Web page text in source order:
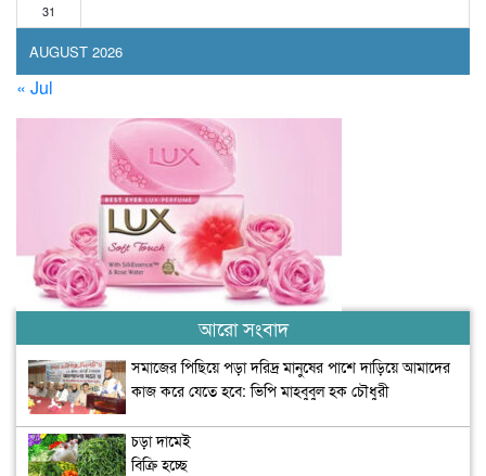
AUGUST 2026
31
« Jul
আরো সংবাদ
সমাজের পিছিয়ে পড়া দরিদ্র মানুষের পাশে দাড়িয়ে আমাদের
কাজ করে যেতে হবে: ভিপি মাহবুবুল হক চৌধুরী
চড়া দামেই
বিক্রি হচ্ছে